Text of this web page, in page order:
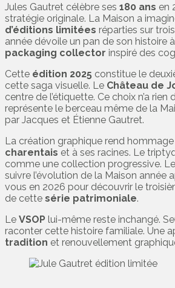
Jules Gautret célèbre ses 180 ans en
stratégie originale. La Maison a
d’éditions limitées réparties sur
année dévoile un pan de son histoire
packaging collector inspiré des
Cette édition 2025 constitue le
cette saga visuelle. Le Château de
centre de l’étiquette. Ce choix n’a rien
représente le berceau même de la
par Jacques et Étienne Gautret.
La création graphique rend hommage
charentais et à ses racines. Le
comme une collection progressive.
suivre l’évolution de la Maison année
vous en 2026 pour découvrir le
de cette série patrimoniale.
Le VSOP lui-même reste inchangé.
raconter cette histoire familiale. Une
tradition et renouvellement